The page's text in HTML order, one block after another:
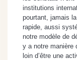
institutions
pourtant, jamais
rapide, aussi
notre modèle de
y a notre manière
loin d’être une